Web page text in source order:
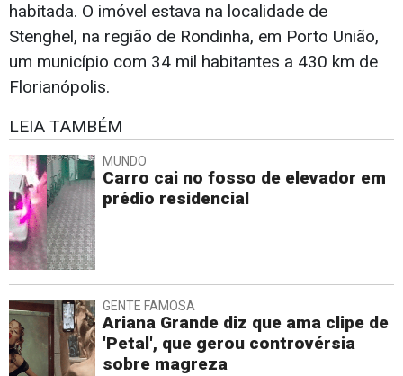
habitada. O imóvel estava na localidade de
Stenghel, na região de Rondinha, em Porto União,
um município com 34 mil habitantes a 430 km de
Florianópolis.
LEIA TAMBÉM
MUNDO
Carro cai no fosso de elevador em
prédio residencial
GENTE FAMOSA
Ariana Grande diz que ama clipe de
'Petal', que gerou controvérsia
sobre magreza